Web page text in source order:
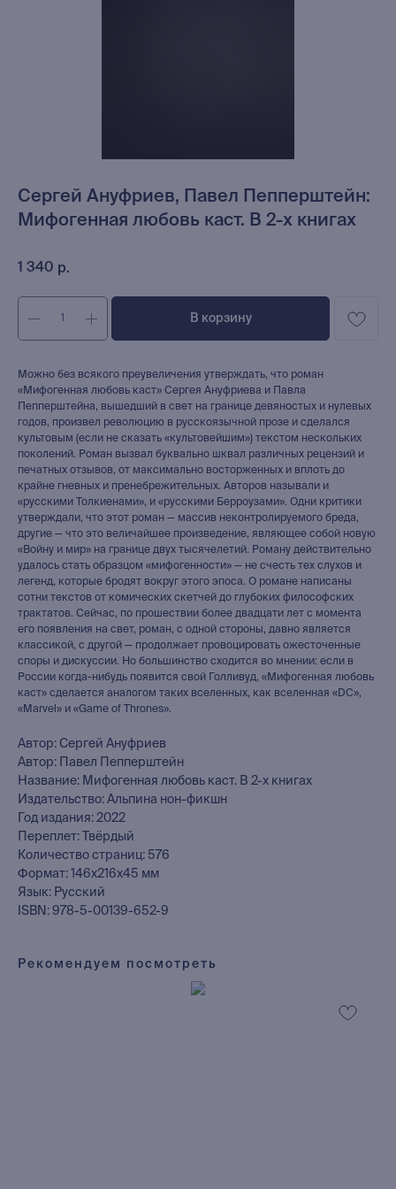
Сергей Ануфриев, Павел Пепперштейн:
Мифогенная любовь каст. В 2-х книгах
1 340 р.
В корзину
Можно без всякого преувеличения утверждать, что роман
«Мифогенная любовь каст» Сергея Ануфриева и Павла
Пепперштейна, вышедший в свет на границе девяностых и нулевых
годов, произвел революцию в русскоязычной прозе и сделался
культовым (если не сказать «культовейшим») текстом нескольких
поколений. Роман вызвал буквально шквал различных рецензий и
печатных отзывов, от максимально восторженных и вплоть до
крайне гневных и пренебрежительных. Авторов называли и
«русскими Толкиенами», и «русскими Берроузами». Одни критики
утверждали, что этот роман — массив неконтролируемого бреда,
другие — что это величайшее произведение, являющее собой новую
«Войну и мир» на границе двух тысячелетий. Роману действительно
удалось стать образцом «мифогенности» — не счесть тех слухов и
легенд, которые бродят вокруг этого эпоса. О романе написаны
сотни текстов от комических скетчей до глубоких философских
трактатов. Сейчас, по прошествии более двадцати лет с момента
его появления на свет, роман, с одной стороны, давно является
классикой, с другой — продолжает провоцировать ожесточенные
споры и дискуссии. Но большинство сходится во мнении: если в
России когда-нибудь появится свой Голливуд, «Мифогенная любовь
каст» сделается аналогом таких вселенных, как вселенная «DC»,
«Marvel» и «Game of Thrones».
Автор: Сергей Ануфриев
Автор: Павел Пепперштейн
Название: Мифогенная любовь каст. В 2-х книгах
Издательство: Альпина нон-фикшн
Год издания: 2022
Переплет: Твёрдый
Количество страниц: 576
Формат: 146x216x45 мм
Язык: Русский
ISBN: 978-5-00139-652-9
Рекомендуем посмотреть